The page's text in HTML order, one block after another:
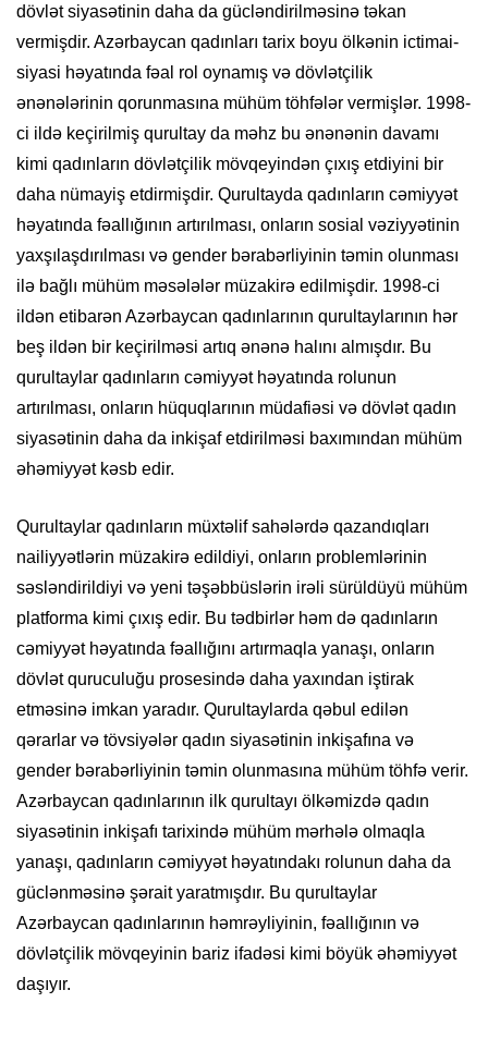
dövlət siyasətinin daha da gücləndirilməsinə təkan
vermişdir. Azərbaycan qadınları tarix boyu ölkənin ictimai-
siyasi həyatında fəal rol oynamış və dövlətçilik
ənənələrinin qorunmasına mühüm töhfələr vermişlər. 1998-
ci ildə keçirilmiş qurultay da məhz bu ənənənin davamı
kimi qadınların dövlətçilik mövqeyindən çıxış etdiyini bir
daha nümayiş etdirmişdir. Qurultayda qadınların cəmiyyət
həyatında fəallığının artırılması, onların sosial vəziyyətinin
yaxşılaşdırılması və gender bərabərliyinin təmin olunması
ilə bağlı mühüm məsələlər müzakirə edilmişdir. 1998-ci
ildən etibarən Azərbaycan qadınlarının qurultaylarının hər
beş ildən bir keçirilməsi artıq ənənə halını almışdır. Bu
qurultaylar qadınların cəmiyyət həyatında rolunun
artırılması, onların hüquqlarının müdafiəsi və dövlət qadın
siyasətinin daha da inkişaf etdirilməsi baxımından mühüm
əhəmiyyət kəsb edir.
Qurultaylar qadınların müxtəlif sahələrdə qazandıqları
nailiyyətlərin müzakirə edildiyi, onların problemlərinin
səsləndirildiyi və yeni təşəbbüslərin irəli sürüldüyü mühüm
platforma kimi çıxış edir. Bu tədbirlər həm də qadınların
cəmiyyət həyatında fəallığını artırmaqla yanaşı, onların
dövlət quruculuğu prosesində daha yaxından iştirak
etməsinə imkan yaradır. Qurultaylarda qəbul edilən
qərarlar və tövsiyələr qadın siyasətinin inkişafına və
gender bərabərliyinin təmin olunmasına mühüm töhfə verir.
Azərbaycan qadınlarının ilk qurultayı ölkəmizdə qadın
siyasətinin inkişafı tarixində mühüm mərhələ olmaqla
yanaşı, qadınların cəmiyyət həyatındakı rolunun daha da
güclənməsinə şərait yaratmışdır. Bu qurultaylar
Azərbaycan qadınlarının həmrəyliyinin, fəallığının və
dövlətçilik mövqeyinin bariz ifadəsi kimi böyük əhəmiyyət
daşıyır.